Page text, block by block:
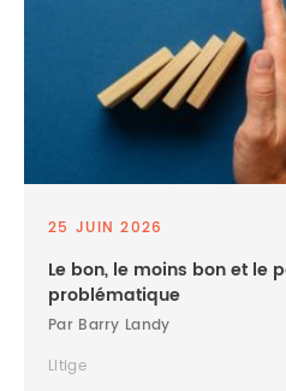
25 JUIN 2026
Le bon, le moins bon et le
problématique
Par Barry Landy
Litige